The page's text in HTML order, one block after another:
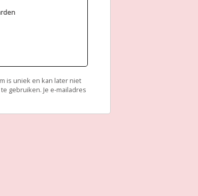
is uniek en kan later niet
gebruiken. Je e-mailadres